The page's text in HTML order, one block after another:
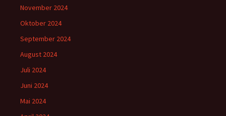
November 2024
Oktober 2024
September 2024
August 2024
Juli 2024
Juni 2024
Mai 2024